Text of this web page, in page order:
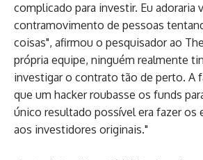
complicado para investir. Eu adoraria
contramovimento de pessoas
coisas", afirmou o pesquisador ao
própria equipe, ninguém realmente
investigar o contrato tão de perto. A
que um hacker roubasse os funds
único resultado possível era fazer os
aos investidores originais."